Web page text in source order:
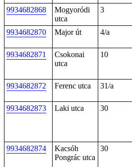
9934682868
Mogyoródi
utca
3
9934682870 Major út 4/a
9934682871
Csokonai
utca
10
9934682872 Ferenc utca 31/a
9934682873 Laki utca 30
9934682874
Kacsóh
Pongrác utca
30